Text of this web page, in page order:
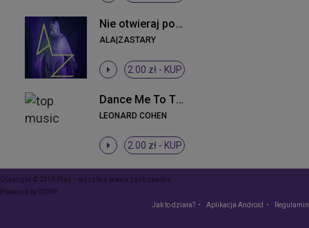
Nie otwieraj powiek
ALA|ZASTARY
2.00 zł - KUP
Dance Me To The End Of Love (Ringback 1)
LEONARD COHEN
2.00 zł - KUP
Copyright © 2015 Play – wszelkie prawa zastrzeżone
Powered byVCMP
Jak to działa?
Aplikacja Android Regulamin